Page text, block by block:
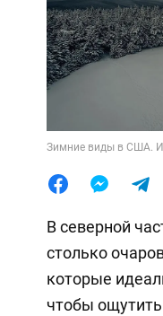
Зимние виды в США.
В северной
столько
которые
чтобы